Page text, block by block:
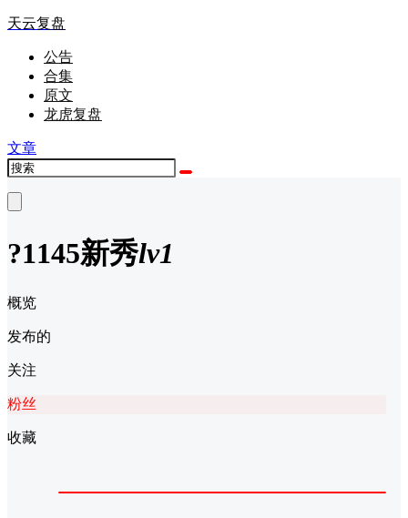
天云复盘
公告
合集
原文
龙虎复盘
文章
?1145新秀lv1
概览
发布的
关注
粉丝
收藏